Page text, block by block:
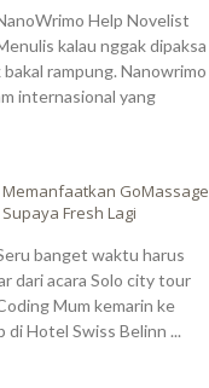
Help Novelist
kalau nggak dipaksa
rampung. Nanowrimo
internasional yang
Memanfaatkan GoMassage
Supaya Fresh Lagi
banget waktu harus
dari acara Solo city tour
Mum kemarin ke
di Hotel Swiss Belinn ...